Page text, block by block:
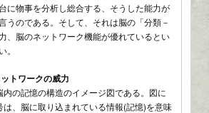
に物事を分析し総合する、そうした能力が
うのである。そして、それは脳の「分類－
、脳のネットワーク機能が優れているとい
トワークの威力
の記憶の構造のイメージ図である。図に
、脳に取り込まれている情報(記憶)を意味